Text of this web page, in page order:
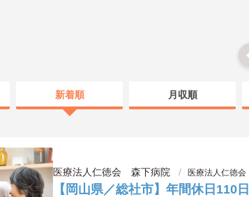
新着順 月収順
医療法人仁徳会 森下病院 医療法人仁徳
【岡山県／総社市】年間休日110